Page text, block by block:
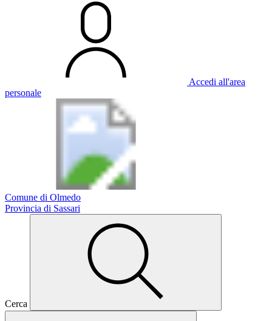
Accedi all'area
personale
Comune di Olmedo
Provincia di Sassari
Cerca